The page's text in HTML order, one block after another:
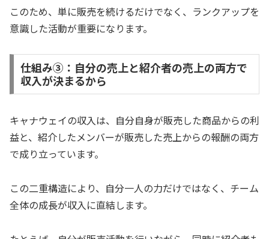
このため、単に販売を続けるだけでなく、ランクアップを
意識した活動が重要になります。
仕組み➂：自分の売上と紹介者の売上の両方で
収入が決まるから
キャナウェイの収入は、自分自身が販売した商品からの利
益と、紹介したメンバーが販売した売上からの報酬の両方
で成り立っています。
この二重構造により、自分一人の力だけではなく、チーム
全体の成長が収入に直結します。